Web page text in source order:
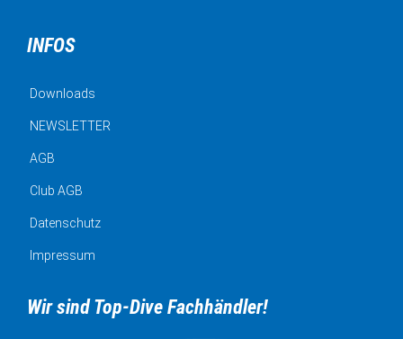
INFOS
Downloads
NEWSLETTER
AGB
Club AGB
Datenschutz
Impressum
Wir sind Top-Dive Fachhändler!